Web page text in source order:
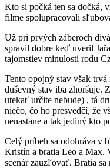
Kto si počká ten sa dočká,
filme spolupracovali
Už pri prvých záberoch
spravil dobre keď uveril
tajomstiev minulosti rodu
Tento opojný stav však
duševný stav iba zhoršuje.
utekať určite nebude) , tá
niečo, čo ho presvedčí, že
nenastane a tak jediný kto
Celý príbeh sa odohráva v
Kristín a bratia Leo a Max.
scenár zauzľovať. Bratia